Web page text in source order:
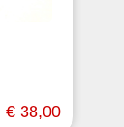
€ 38,00